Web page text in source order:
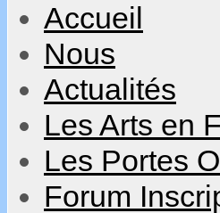
Accueil
Nous
Actualités
Les Arts en
Les Portes
Forum